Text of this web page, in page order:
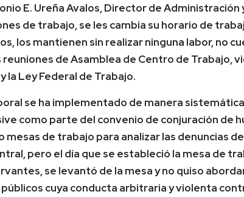
E. Ureña Avalos, Director de Administración
de trabajo, se les cambia su horario de
los mantienen sin realizar ninguna labor, no
reuniones de Asamblea de Centro de Trabajo,
la Ley Federal de Trabajo.
se ha implementado de manera
como parte del convenio de conjuración de
mesas de trabajo para analizar las denuncias
pero el día que se estableció la mesa de
se levantó de la mesa y no quiso
cuya conducta arbitraria y violenta